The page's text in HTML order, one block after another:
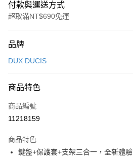
付款與運送方式
超取滿NT$690免運
信用卡一次付款
LINE Pay
Apple Pay
悠遊付
品牌
DUX DUCIS
商品特色
商品編號
11218159
商品特色
鍵盤+保護套+支架三合一，全新體驗